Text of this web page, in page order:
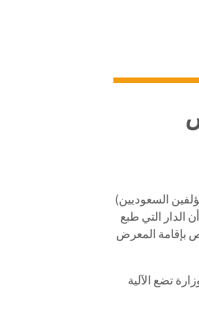
السعوديين)
الدار التي طبع
بإقامة المعرض
تضع الآلية